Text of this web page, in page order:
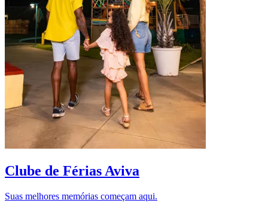
Clube de Férias Aviva
Suas melhores memórias começam aqui.